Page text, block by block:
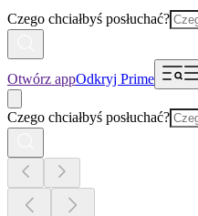
Czego chciałbyś posłuchać?
Otwórz appOdkryj Prime
Czego chciałbyś posłuchać?